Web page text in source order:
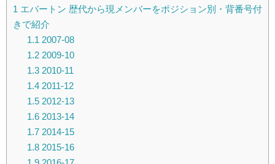
1 エバートン 歴代から現メンバーをポジション別・背番号付
きで紹介
1.1 2007-08
1.22009-10
1.32010-11
1.42011-12
1.52012-13
1.62013-14
1.72014-15
1.82015-16